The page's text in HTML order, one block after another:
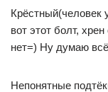
Крёстный(человек
вот этот болт,
нет=) Ну думаю
Непонятные